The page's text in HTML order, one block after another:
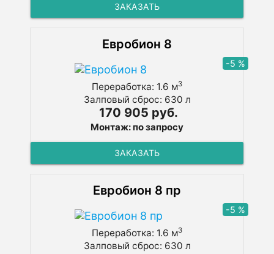
ЗАКАЗАТЬ
Евробион 8
-5 %
Переработка: 1.6 м3
Залповый сброс: 630 л
170 905 руб.
Монтаж: по запросу
ЗАКАЗАТЬ
Евробион 8 пр
-5 %
Переработка: 1.6 м3
Залповый сброс: 630 л